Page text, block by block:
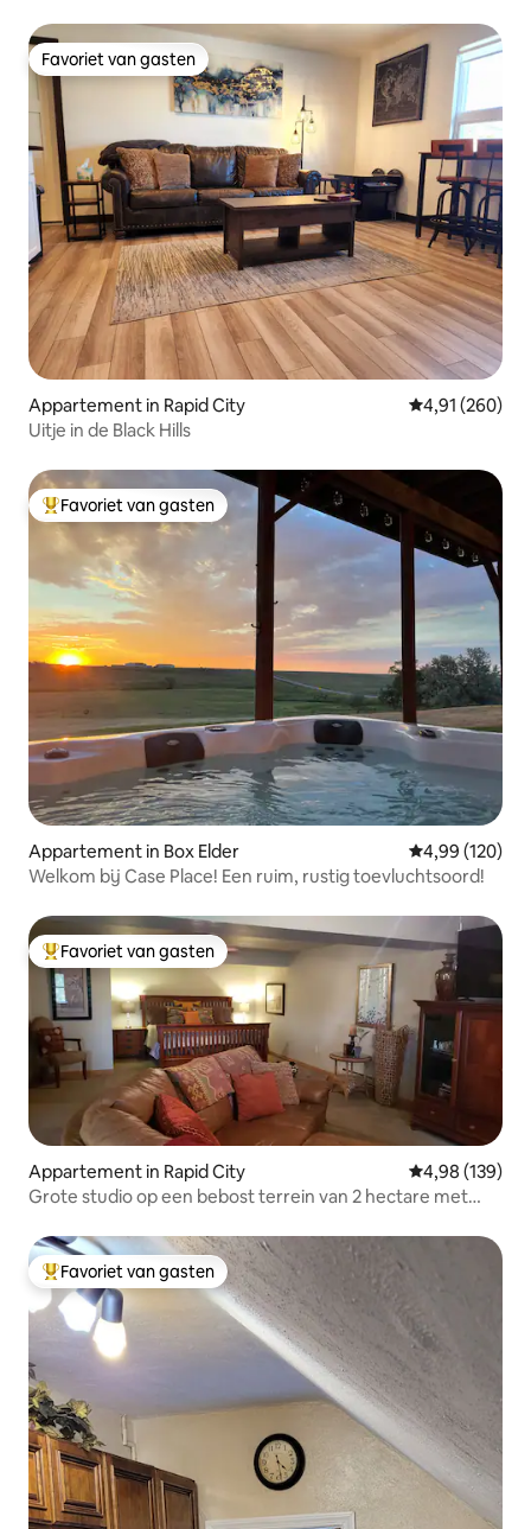
Favoriet van gasten
Favoriet van gasten
Appartement in Rapid City Gemiddelde
4,91 (260)
Uitje in de Black Hills
Topfavoriet van gasten
Favoriet van gasten
Appartement in Box Elder Gemiddelde
4,99 (120)
Welkom bij Case Place! Een ruim, rustig toevluchtsoord!
Topfavoriet van gasten
Favoriet van gasten
Appartement in Rapid City Gemiddelde
4,98 (139)
Grote studio op een bebost terrein van 2 hectare met
Topfavoriet van gasten
Favoriet van gasten